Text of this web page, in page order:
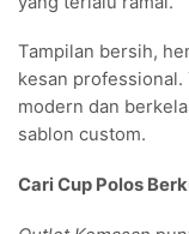
Tampilan bersih,
kesan professional.
modern dan
sablon custom.
Cari Cup Polos